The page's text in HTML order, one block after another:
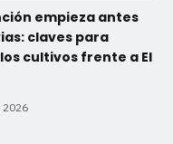
empieza antes
claves para
cultivos frente a El
2026